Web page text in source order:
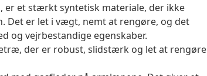
er et stærkt syntetisk materiale, der ikke
Det er let i vægt, nemt at rengøre, og det
og vejrbestandige egenskaber.
der er robust, slidstærk og let at rengøre